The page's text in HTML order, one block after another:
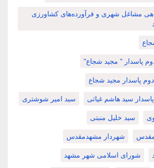
مشاغل شهری و فرآورده‌های کشاورزی
پاسدار " مجید شجاع"
پاسدار مجید شجاع
سید هاشم غیاثی سید امیر شوشتری
سید خلیل منبتی
شهردار مشهدمقدس
شورای اسلامی شهر مشهد